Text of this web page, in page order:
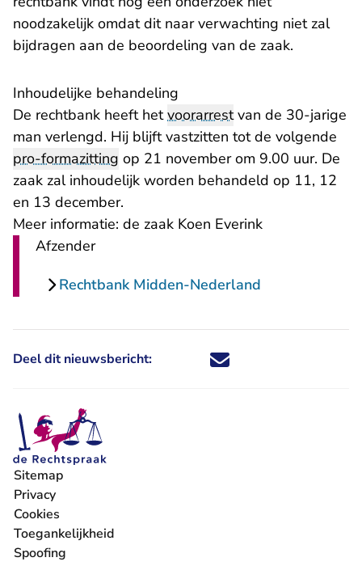
noodzakelijk omdat dit naar verwachting niet zal
bijdragen aan de beoordeling van de zaak.
Inhoudelijke behandeling
De rechtbank heeft hetvoorarrestvan de 30-jarige
man verlengd. Hij blijft vastzitten tot de volgende
pro-formazitting op 21 november om 9.00 uur. De
zaak zal inhoudelijk worden behandeld op 11, 12
en 13 december.
Meer informatie: de zaak Koen Everink
Afzender
Rechtbank Midden-Nederland
Deel dit nieuwsbericht: Deel dit nieuwsbericht via X -
Deel dit nieuwsbericht via
Deel dit nieuwsbericht
Deel dit
Sitemap
Privacy
Cookies
Toegankelijkheid
Spoofing